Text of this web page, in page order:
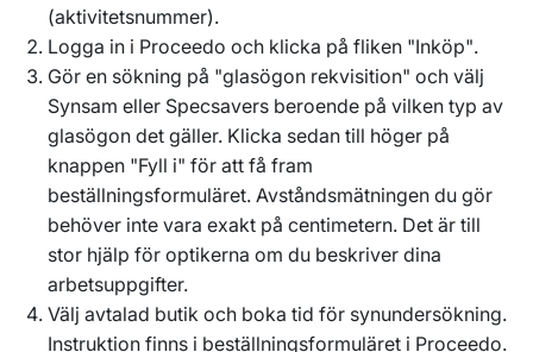
(aktivitetsnummer).
Logga in i Proceedo och klicka på fliken "Inköp".
Gör en sökning på "glasögon rekvisition" och välj
Synsam eller Specsavers beroende på vilken typ av
glasögon det gäller. Klicka sedan till höger på
knappen "Fyll i" för att få fram
beställningsformuläret. Avståndsmätningen du gör
behöver inte vara exakt på centimetern. Det är till
stor hjälp för optikerna om du beskriver dina
arbetsuppgifter.
Välj avtalad butik och boka tid för synundersökning.
Instruktion finns i beställningsformuläret i Proceedo.